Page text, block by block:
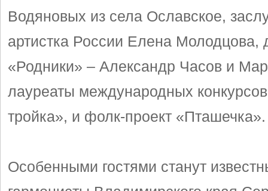
Водяновых из села Ославское,
артистка России Елена Молодцова,
«Родники» – Александр Часов и
лауреаты международных
тройка», и фолк-проект «Пташечка».
Особенными гостями станут